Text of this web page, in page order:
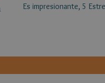
Es impresionante, 5